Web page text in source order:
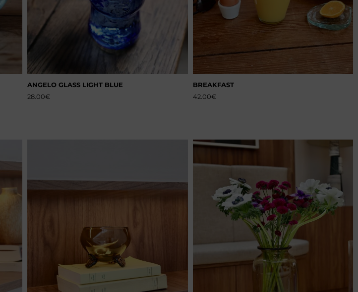
ANGELO GLASS LIGHT BLUE
28.00€
BREAKFAST
42.00€